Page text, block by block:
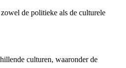
de politieke als de culturele
culturen, waaronder de